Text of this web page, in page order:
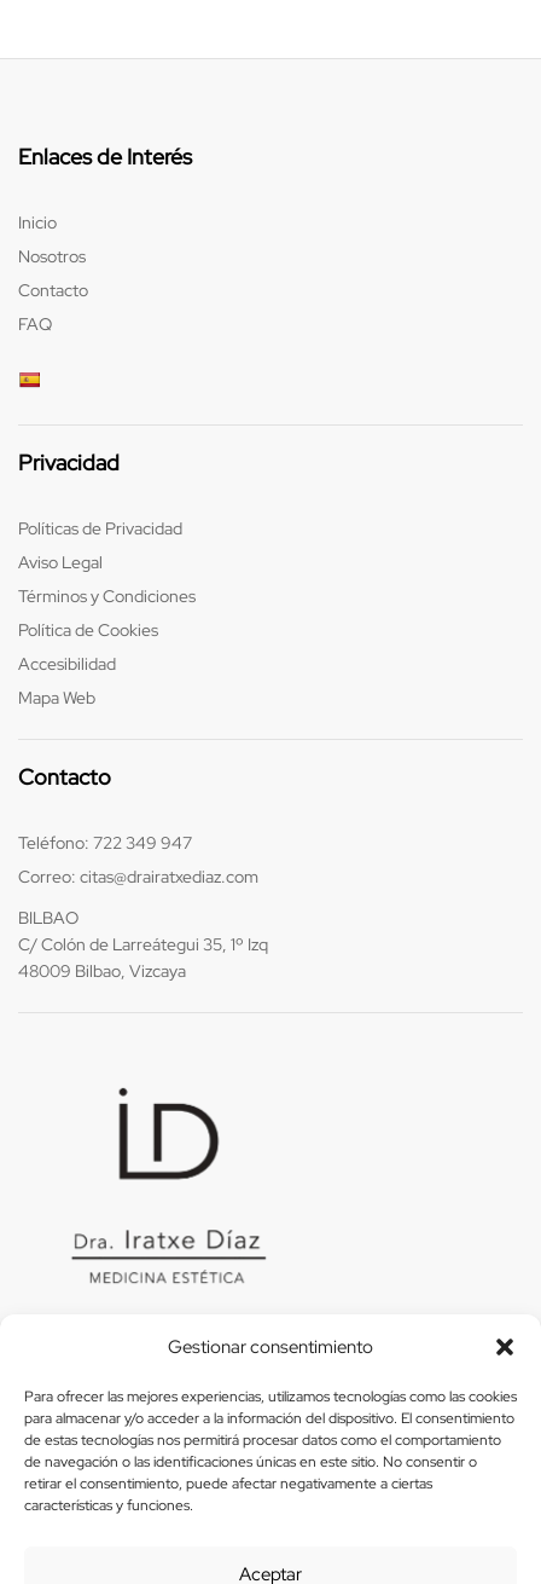
Gestionar consentimiento
Para ofrecer las mejores experiencias, utilizamos tecnologías como las cookies
para almacenar y/o acceder a la información del dispositivo. El consentimiento
de estas tecnologías nos permitirá procesar datos como el comportamiento
de navegación o las identificaciones únicas en este sitio. No consentir o
retirar el consentimiento, puede afectar negativamente a ciertas
características y funciones.
Aceptar
Enlaces de Interés
Inicio
Nosotros
Contacto
FAQ
Privacidad
Políticas de Privacidad
Aviso Legal
Términos y Condiciones
Política de Cookies
Accesibilidad
Mapa Web
Contacto
Teléfono: 722 349 947
Correo: citas@drairatxediaz.com
BILBAO
C/ Colón de Larreátegui 35, 1º Izq
48009 Bilbao, Vizcaya
Usamos Métodos De Pago Seguros